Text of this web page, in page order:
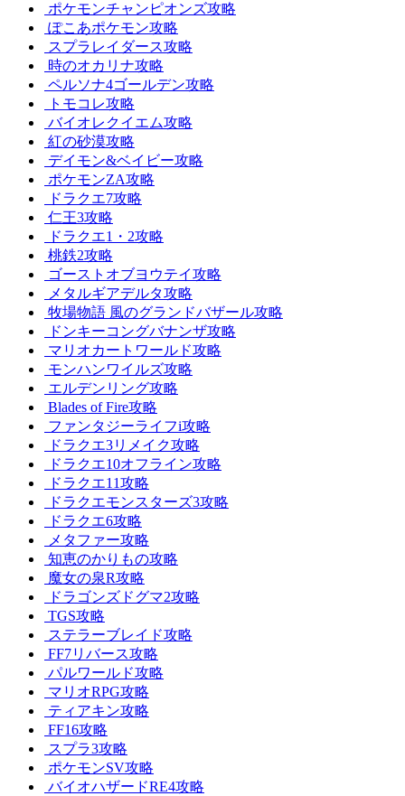
ポケモンチャンピオンズ攻略
ぽこあポケモン攻略
スプラレイダース攻略
時のオカリナ攻略
ペルソナ4ゴールデン攻略
トモコレ攻略
バイオレクイエム攻略
紅の砂漠攻略
デイモン&ベイビー攻略
ポケモンZA攻略
ドラクエ7攻略
仁王3攻略
ドラクエ1・2攻略
桃鉄2攻略
ゴーストオブヨウテイ攻略
メタルギアデルタ攻略
牧場物語 風のグランドバザール攻略
ドンキーコングバナンザ攻略
マリオカートワールド攻略
モンハンワイルズ攻略
エルデンリング攻略
Blades of Fire攻略
ファンタジーライフi攻略
ドラクエ3リメイク攻略
ドラクエ10オフライン攻略
ドラクエ11攻略
ドラクエモンスターズ3攻略
ドラクエ6攻略
メタファー攻略
知恵のかりもの攻略
魔女の泉R攻略
ドラゴンズドグマ2攻略
TGS攻略
ステラーブレイド攻略
FF7リバース攻略
パルワールド攻略
マリオRPG攻略
ティアキン攻略
FF16攻略
スプラ3攻略
ポケモンSV攻略
バイオハザードRE4攻略